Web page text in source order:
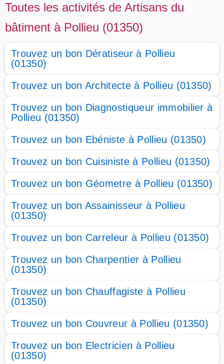
Toutes les activités de Artisans du
bâtiment à Pollieu (01350)
Trouvez un bon Dératiseur à Pollieu
(01350)
Trouvez un bon Architecte à Pollieu (01350)
Trouvez un bon Diagnostiqueur immobilier à
Pollieu (01350)
Trouvez un bon Ebéniste à Pollieu (01350)
Trouvez un bon Cuisiniste à Pollieu (01350)
Trouvez un bon Géometre à Pollieu (01350)
Trouvez un bon Assainisseur à Pollieu
(01350)
Trouvez un bon Carreleur à Pollieu (01350)
Trouvez un bon Charpentier à Pollieu
(01350)
Trouvez un bon Chauffagiste à Pollieu
(01350)
Trouvez un bon Couvreur à Pollieu (01350)
Trouvez un bon Electricien à Pollieu
(01350)